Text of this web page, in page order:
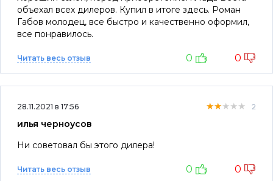
объехал всех дилеров. Купил в итоге здесь. Роман
Габов молодец, все быстро и качественно оформил,
все понравилось.
Читать весь отзыв 0 0
28.11.2021 в 17:56 ★★★★★
★★★★★
★★★★★ 2
илья черноусов
Ни советовал бы этого дилера!
Читать весь отзыв 0 0